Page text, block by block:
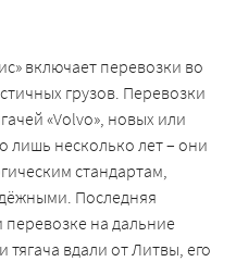
включает перевозки во
грузов. Перевозки
«Volvo», новых или
лишь несколько лет – они
стандартам,
Последняя
на дальние
тягача вдали от Литвы, его